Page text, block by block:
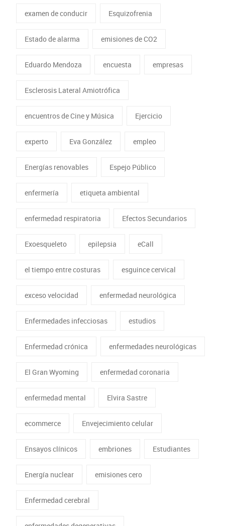
examen de conducir Esquizofrenia
Estado de alarma emisiones de CO2
Eduardo Mendoza encuesta empresas
Esclerosis Lateral Amiotrófica
encuentros de Cine y Música Ejercicio
experto Eva González empleo
Energías renovables Espejo Público
enfermería etiqueta ambiental
enfermedad respiratoria Efectos Secundarios
Exoesqueleto epilepsia eCall
el tiempo entre costuras esguince cervical
exceso velocidad enfermedad neurológica
Enfermedades infecciosas estudios
Enfermedad crónica enfermedades neurológicas
El Gran Wyoming enfermedad coronaria
enfermedad mental Elvira Sastre
ecommerce Envejecimiento celular
Ensayos clínicos embriones Estudiantes
Energía nuclear emisiones cero
Enfermedad cerebral